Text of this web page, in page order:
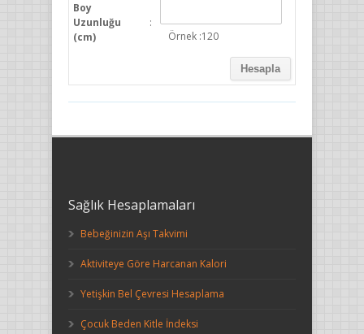
Boy
Uzunluğu
(cm)
:
Örnek :120
Sağlık Hesaplamaları
Bebeğinizin Aşı Takvimi
Aktiviteye Göre Harcanan Kalori
Yetişkin Bel Çevresi Hesaplama
Çocuk Beden Kitle İndeksi